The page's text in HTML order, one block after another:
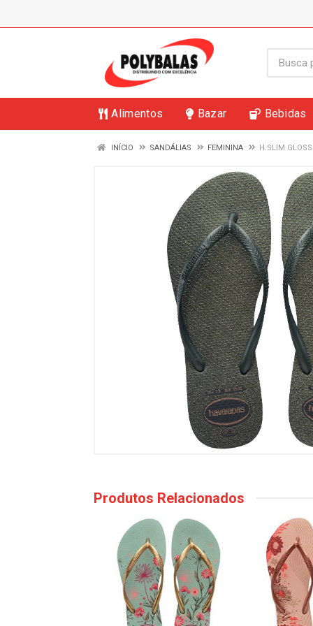
Alimentos Bazar Bebidas
INÍCIO SANDÁLIAS FEMININA H.SLIM
Produtos Relacionados